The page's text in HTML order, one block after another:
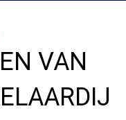
VAN